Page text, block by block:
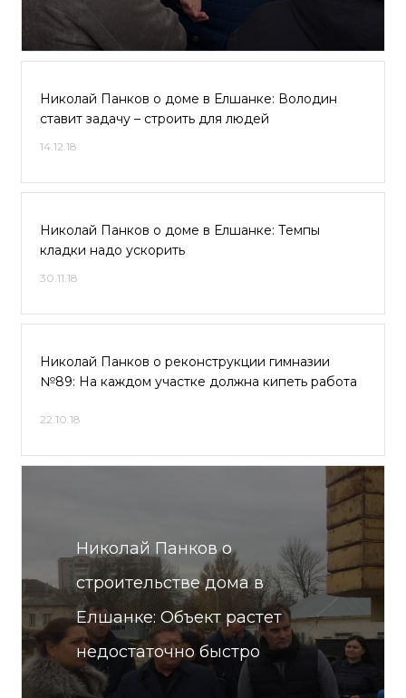
Николай Панков о доме в Елшанке: Володин
ставит задачу – строить для людей
14.12.18
Николай Панков о доме в Елшанке: Темпы
кладки надо ускорить
30.11.18
Николай Панков о реконструкции гимназии
№89: На каждом участке должна кипеть работа
22.10.18
Николай Панков о
строительстве дома в
Елшанке: Объект растет
недостаточно быстро